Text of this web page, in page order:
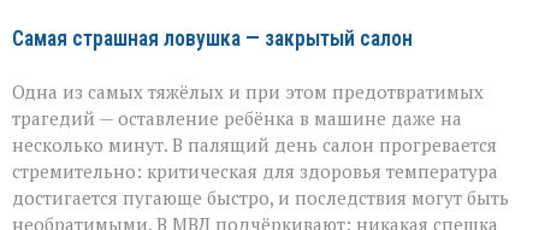
Самая страшная ловушка — закрытый салон
Одна из самых тяжёлых и при этом предотвратимых
трагедий — оставление ребёнка в машине даже на
несколько минут. В палящий день салон прогревается
стремительно: критическая для здоровья температура
достигается пугающе быстро, и последствия могут быть
необратимыми. В МВД подчёркивают: никакая спешка